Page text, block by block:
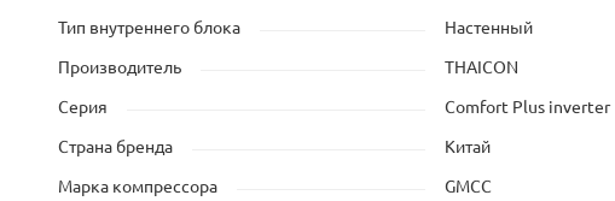
Тип внутреннего блока Настенный
Производитель THAICON
Серия Comfort Plus inverter
Страна бренда Китай
Марка компрессора GMCC